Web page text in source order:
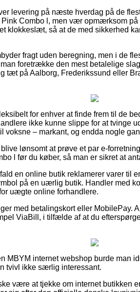
levering på næste hverdag på de
Combo l, men vær opmærksom
klokkeslæt, så at de med sikkerhed
fragt uden beregning, men i de
foretrække den mest betalelige
tæt på Aalborg, Frederikssund eller
for enhver at finde frem til de
ikke kunne slippe for at tvinge
voksne – markant, og endda nogle
lønsomt at prøve et par e-
l før du køber, så man er sikret at
en online butik reklamerer varer til
på en uærlig butik. Handler med
uægte online forhandlere.
med betalingskort eller MobilePay.
ViaBill, i tilfælde af at du
MBYM internet webshop burde man
tvivl ikke særlig interessant.
være at tjekke om internet butikken